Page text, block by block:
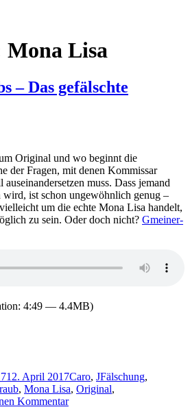
Mona Lisa
– Das gefälschte
Original und wo beginnt die
der Fragen, mit denen Kommissar
muss. Dass jemand
ist schon ungewöhnlich genug –
um die echte Mona Lisa handelt,
zu sein. Oder doch nicht? Gmeiner-
4:49 — 4.4MB)
12. April 2017Caro, JFälschung,
, Mona Lisa, Original,
Kommentarzu